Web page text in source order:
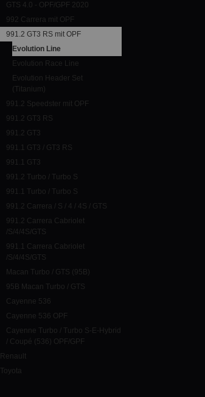
GTS 4.0 - OPF/GPF 2020
992 Carrera mit OPF
991.2 GT3 RS mit OPF
Evolution Line
Evolution Race Line
Evolution Header Set
(Titanium)
991.2 Speedster mit OPF
991.2 GT3 RS
991.2 GT3
991.1 GT3 / GT3 RS
991.1 GT3
991.2 Turbo / Turbo S
991.1 Turbo / Turbo S
991.2 Carrera / S / 4 / 4S / GTS
991.2 Carrera Cabriolet
/S/4/4S/GTS
991.1 Carrera Cabriolet
/S/4/4S/GTS
Macan Turbo / GTS (95B)
95B Macan Turbo / GTS
Cayenne 536
Cayenne 536 OPF
Cayenne Turbo / Turbo S-E-Hybrid
/ Coupé (536) OPF/GPF
Renault
Toyota